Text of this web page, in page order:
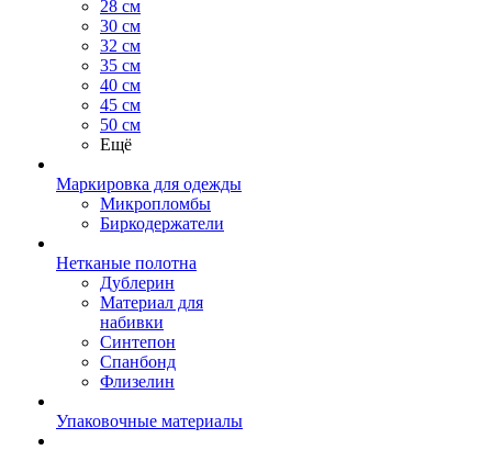
28 см
30 см
32 см
35 см
40 см
45 см
50 см
Ещё
Маркировка для одежды
Микропломбы
Биркодержатели
Нетканые полотна
Дублерин
Материал для
набивки
Синтепон
Спанбонд
Флизелин
Упаковочные материалы